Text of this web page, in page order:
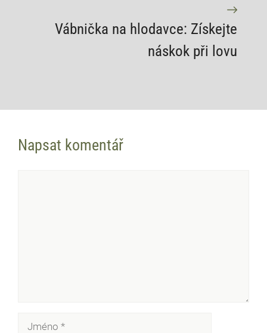
Vábnička na hlodavce: Získejte
náskok při lovu
Napsat komentář